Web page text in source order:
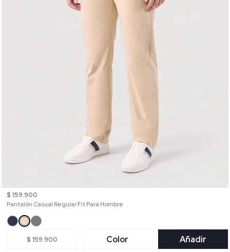
$ 159.900
Pantalón Casual Regular Fit Para Hombre
$ 159.900 Color Añadir